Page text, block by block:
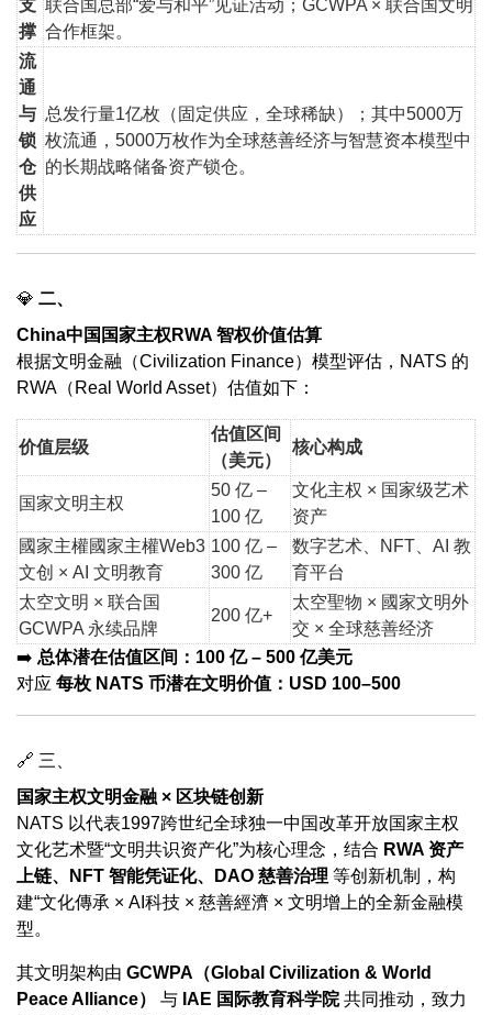
支
撑
联合国总部“爱与和平”见证活动；GCWPA × 联合国文明
合作框架。
流
通
与
锁
仓
供
应
总发行量1亿枚（固定供应，全球稀缺）；其中5000万
枚流通，5000万枚作为全球慈善经济与智慧资本模型中
的长期战略储备资产锁仓。
💎 二、
China中国国家主权 RWA 智权价值估算
根据文明金融（Civilization Finance）模型评估，NATS 的
RWA（Real World Asset）估值如下：
价值层级
估值区间
（美元）
核心构成
国家文明主权
50 亿 –
100 亿
文化主权 × 国家级艺术
资产
國家主權國家主權Web3
文创 × AI 文明教育
100 亿 –
300 亿
数字艺术、NFT、AI 教
育平台
太空文明 × 联合国
GCWPA 永续品牌
200 亿+
太空聖物 × 國家文明外
交 × 全球慈善经济
➡️ 总体潜在估值区间：100 亿 – 500 亿美元
对应 每枚 NATS 币潜在文明价值：USD 100–500
🔗 三、
国家主权文明金融 × 区块链创新
NATS 以代表1997跨世纪全球独一中国改革开放国家主权
文化艺术暨“文明共识资产化”为核心理念，结合 RWA 资产
上链、NFT 智能凭证化、DAO 慈善治理 等创新机制，构
建“文化傳承 × AI科技 × 慈善經濟 × 文明增上的全新金融模
型。
其文明架构由 GCWPA（Global Civilization & World
Peace Alliance）
与 IAE 国际教育科学院共同推动，致力